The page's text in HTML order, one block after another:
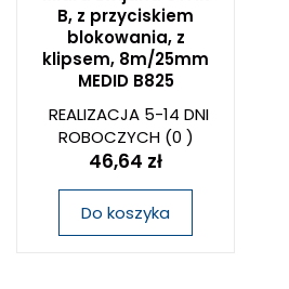
B, z przyciskiem
blokowania, z
klipsem, 8m/25mm
MEDID B825
REALIZACJA 5-14 DNI
ROBOCZYCH(0 )
46,64 zł
Do koszyka